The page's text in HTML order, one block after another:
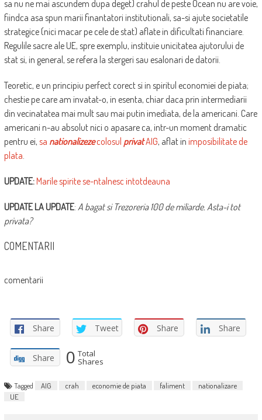
sa nu ne mai ascundem dupa deget) crahul de peste Ocean nu are voie,
fiindca asa spun marii finantatori institutionali, sa-si ajute societatile
strategice (nici macar pe cele de stat) aflate in dificultati financiare.
Regulile sacre ale UE, spre exemplu, instituie unicitatea ajutorului de
stat si, in general, se refera la stergeri sau esalonari de datorii.
Teoretic, e un principiu perfect corect si in spiritul economiei de piata;
chestie pe care am invatat-o, in esenta, chiar daca prin intermediarii
din vecinatatea mai mult sau mai putin imediata, de la americani. Care
americani n-au absolut nici o apasare ca, intr-un moment dramatic
pentru ei, sa nationalizezecolosul privatAIG, aflat in imposibilitate de
plata.
UPDATE:Marile spirite se-ntalnesc intotdeauna
UPDATE LA UPDATE: A bagat si Trezoreria 100 de miliarde. Asta-i tot
privata?
COMENTARII
comentarii
Share Tweet Share Share
Share 0 Total
Shares
Tagged AIG crah economie de piata faliment
nationalizare
UE